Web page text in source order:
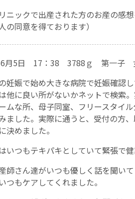
ニックで出産された方のお産の感
の同意を得ております）
6月5日 17：38 3788ｇ 第一子
妊娠で始め大きな病院で妊娠確認
他に良い所がないかネットで検索
ムな所、母子同室、フリースタイ
ました。実際に通うと、受付の方
決めました。
いつもテキパキとしていて緊張で健
師さん達がいつも優しく話を聞い
つもケアしてくれました。
妊
親と子の
母
予
その他
‘さんルーム’ でさ